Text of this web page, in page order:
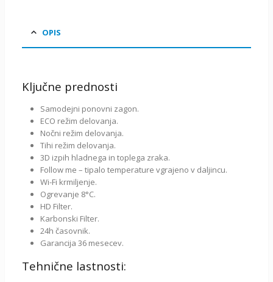
OPIS
Ključne prednosti
Samodejni ponovni zagon.
ECO režim delovanja.
Nočni režim delovanja.
Tihi režim delovanja.
3D izpih hladnega in toplega zraka.
Follow me – tipalo temperature vgrajeno v daljincu.
Wi-Fi krmiljenje.
Ogrevanje 8°C.
HD Filter.
Karbonski Filter.
24h časovnik.
Garancija 36 mesecev.
Tehnične lastnosti: